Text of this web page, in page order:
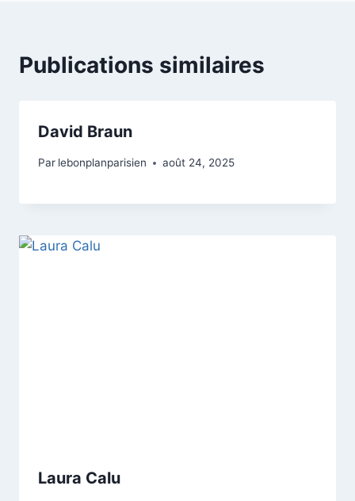
Publications similaires
David Braun
Par lebonplanparisien août 24, 2025
Laura Calu